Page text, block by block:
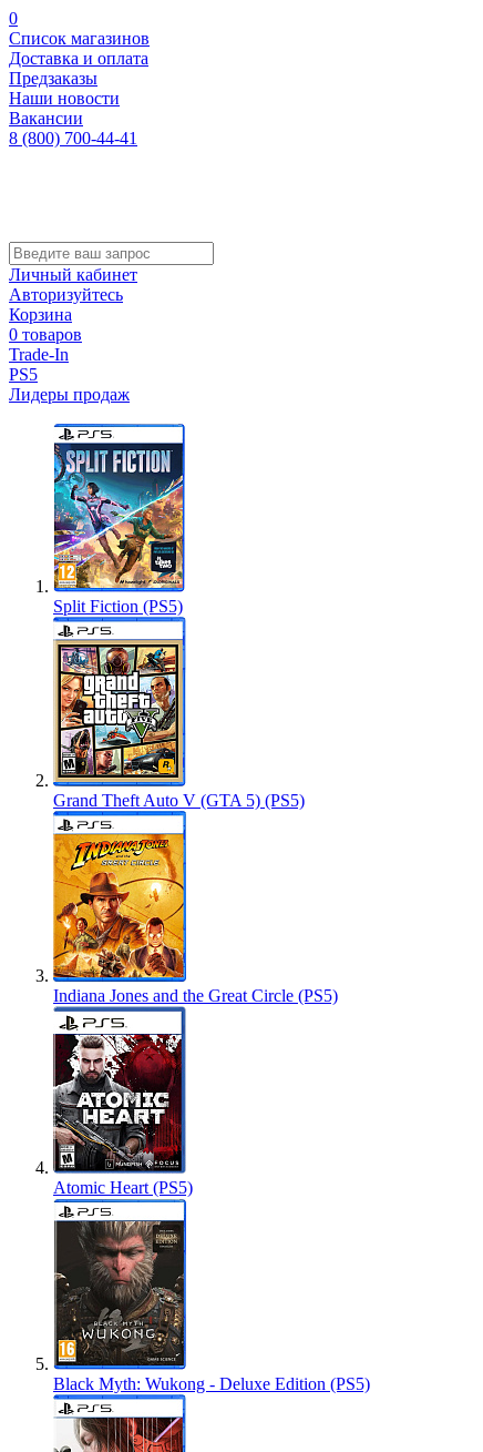
0
Список магазинов
Доставка и оплата
Предзаказы
Наши новости
Вакансии
8 (800) 700-44-41
Личный кабинет
Авторизуйтесь
Корзина
0 товаров
Trade-In
PS5
Лидеры продаж
Split Fiction (PS5)
Grand Theft Auto V (GTA 5) (PS5)
Indiana Jones and the Great Circle (PS5)
Atomic Heart (PS5)
Black Myth: Wukong - Deluxe Edition (PS5)